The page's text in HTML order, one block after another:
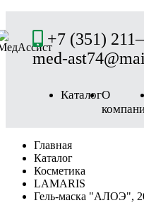
+7 (351)
med-
КаталогО
Главная
Каталог
Косметика
LAMARIS
Гель-маска "АЛОЭ",